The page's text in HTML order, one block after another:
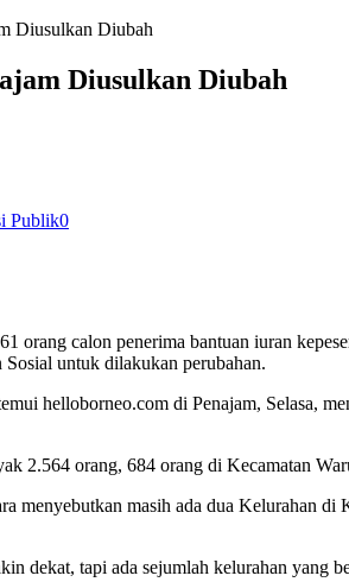
Diusulkan Diubah
Diusulkan Diubah
Publik0
orang calon penerima bantuan iuran
untuk dilakukan perubahan.
helloborneo.com di Penajam, Selasa,
2.564 orang, 684 orang di Kecamatan
menyebutkan masih ada dua Kelurahan
dekat, tapi ada sejumlah kelurahan yang